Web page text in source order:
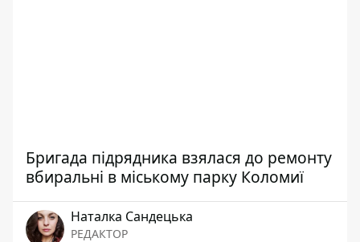
Бригада підрядника взялася до ремонту
вбиральні в міському парку Коломиї
Наталка Сандецька
РЕДАКТОР